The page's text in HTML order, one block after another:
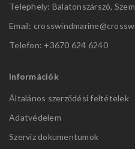
Telephely: Balatonszárszó,
Email: crosswindmarine@
Telefon: +3670 624 6240
Információk
Általános szerződési feltételek
Adatvédelem
Szerviz dokumentumok